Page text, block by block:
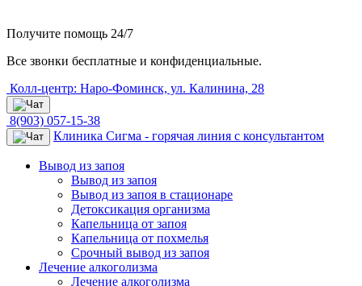
Получите помощь 24/7
Все звонки бесплатные и конфиденциальные.
Колл-центр: Наро-Фоминск, ул. Калинина, 28
8(903) 057-15-38
Клиника Сигма - горячая линия с консультантом
Вывод из запоя
Вывод из запоя
Вывод из запоя в стационаре
Детоксикация организма
Капельница от запоя
Капельница от похмелья
Срочный вывод из запоя
Лечение алкоголизма
Лечение алкоголизма